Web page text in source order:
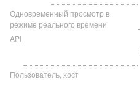
Одновременный просмотр в
режиме реального времени
API
Пользователь, хост